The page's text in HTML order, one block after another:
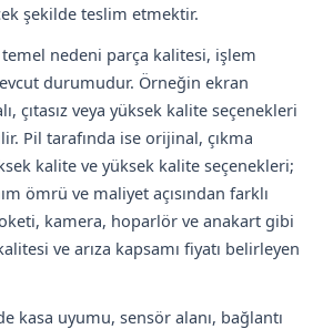
şekilde teslim etmektir.
nedeni parça kalitesi, işlem
durumudur. Örneğin ekran
çıtasız veya yüksek kalite seçenekleri
Pil tarafında ise orijinal, çıkma
kalite ve yüksek kalite seçenekleri;
ömrü ve maliyet açısından farklı
kamera, hoparlör ve anakart gibi
ve arıza kapsamı fiyatı belirleyen
kasa uyumu, sensör alanı, bağlantı